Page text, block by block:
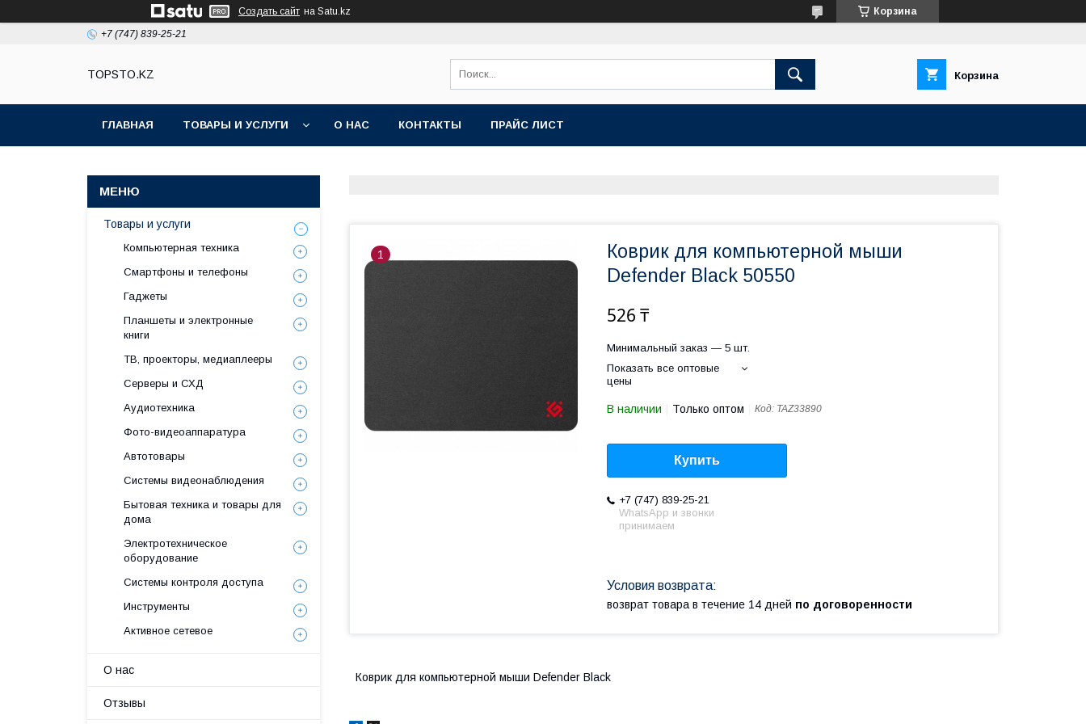
Создать сайт на Satu.kz Корзина
+7 (747) 839-25-21
TOPSTO.KZ Корзина
ГЛАВНАЯ ТОВАРЫ И УСЛУГИ О НАС КОНТАКТЫ ПРАЙС ЛИСТ
1
Коврик для компьютерной мыши
Defender Black 50550
526 ₸
Минимальный заказ — 5 шт.
Показать все оптовые
цены
В наличии Только оптом Код: TAZ33890
Купить
+7 (747) 839-25-21
WhatsApp и звонки
принимаем
возврат товара в течение 14 дней по договоренности
Коврик для компьютерной мыши Defender Black
Товары и услуги
Компьютерная техника
Смартфоны и телефоны
Гаджеты
Планшеты и электронные
книги
ТВ, проекторы, медиаплееры
Серверы и СХД
Аудиотехника
Фото-видеоаппаратура
Автотовары
Системы видеонаблюдения
Бытовая техника и товары для
дома
Электротехническое
оборудование
Системы контроля доступа
Инструменты
Активное сетевое
О нас
Отзывы